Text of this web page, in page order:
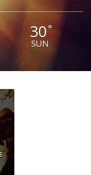
30°
SUN